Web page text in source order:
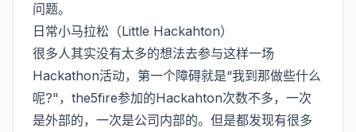
问题。
日常小马拉松（Little Hackahton）
很多人其实没有太多的想法去参与这样一场
Hackathon活动，第一个障碍就是“我到那做些什么
呢?"，the5fire参加的Hackahton次数不多，一次
是外部的，一次是公司内部的。但是都发现有很多